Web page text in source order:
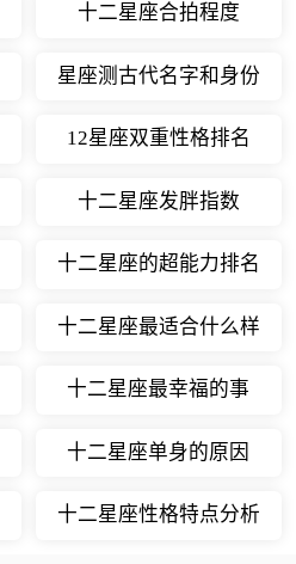
十二星座合拍程度
星座测古代名字和身份
12星座双重性格排名
十二星座发胖指数
十二星座的超能力排名
十二星座最适合什么样
的职业
十二星座最幸福的事
十二星座单身的原因
十二星座性格特点分析